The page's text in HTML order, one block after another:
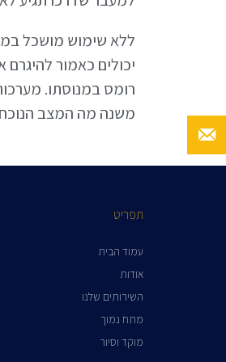
ללא שימוש מושכל
יכולים כאמור
רומס במנוסתו.
משנה מה המצב
תפריט
עמוד הבית
אודות
השירותים שלנו
מתח נמוך
מוקד וסיור